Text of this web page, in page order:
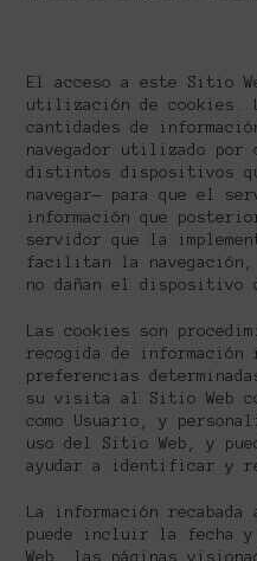
El acceso a este Sitio
utilización de cookies.
cantidades de
navegador utilizado por
distintos dispositivos
navegar— para que el
información que
servidor que la
facilitan la navegación,
no dañan el dispositivo
Las cookies son
recogida de
preferencias
su visita al Sitio Web
como Usuario, y
uso del Sitio Web, y
ayudar a identificar y
La información
puede incluir la fecha
Web, las páginas